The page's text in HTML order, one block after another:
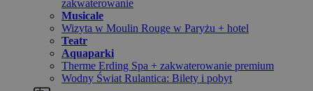
zakwaterowanie
Musicale
Wizyta w Moulin Rouge w Paryżu + hotel
Teatr
Aquaparki
Therme Erding Spa + zakwaterowanie premium
Wodny Świat Rulantica: Bilety i pobyt